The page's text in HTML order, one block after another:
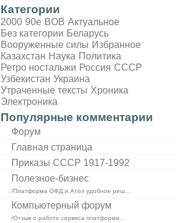
Категории
2000 90е BOB Актуальное
Без категории Беларусь
Вооруженные силы Избранное
Казахстан Наука Политика
Ретро ностальжи Россия СССР
Узбекистан Украина
Утраченные тексты Хроника
Электроника
Популярные комментарии
Форум
Главная страница
Приказы СССР 1917-1992
Полезное-бизнес
/Платформа ОФД и Атол удобное реш...
Компьютерный форум
/Отзыв о работе сервиса платформа...